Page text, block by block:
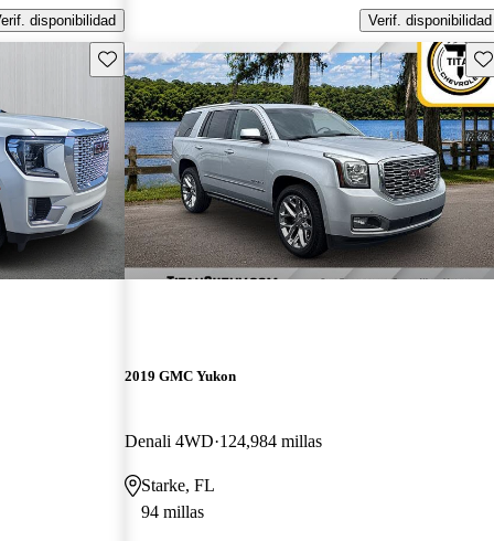
disponibilidad
Verif. disponibilidad
Guarda este Aviso
2019 GMC Yukon
Denali 4WD 124,984 millas
Starke, FL
94 millas